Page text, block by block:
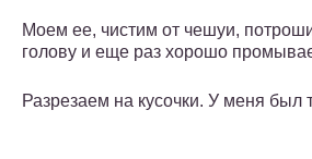
Моем ее, чистим от чешуи,
голову и еще раз хорошо
Разрезаем на кусочки. У меня был